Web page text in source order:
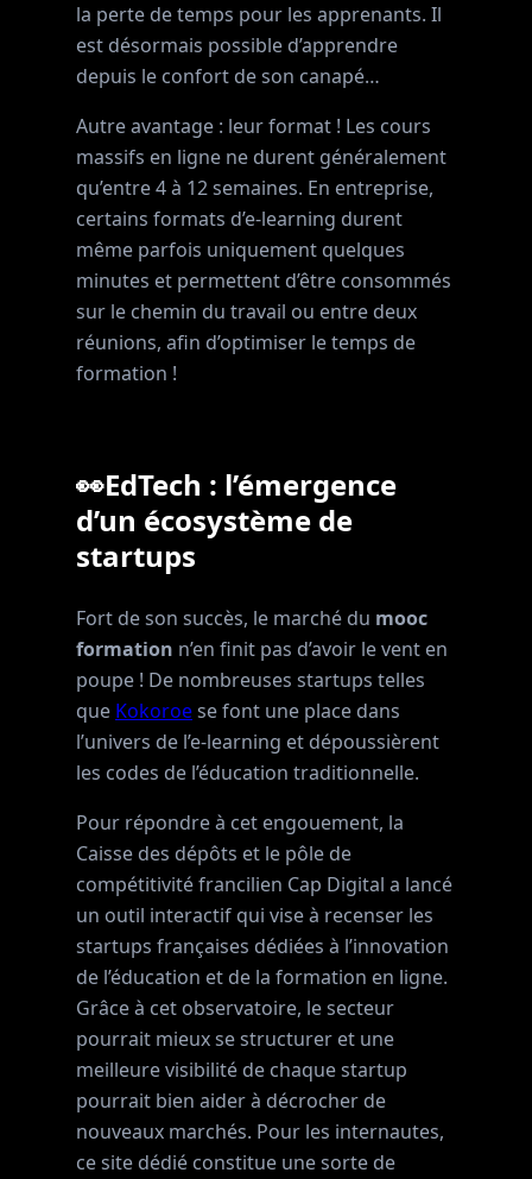
la perte de temps pour les apprenants. Il
est désormais possible d’apprendre
depuis le confort de son canapé…
Autre avantage : leur format ! Les cours
massifs en ligne ne durent généralement
qu’entre 4 à 12 semaines. En entreprise,
certains formats d’e-learning durent
même parfois uniquement quelques
minutes et permettent d’être consommés
sur le chemin du travail ou entre deux
réunions, afin d’optimiser le temps de
formation !
👀EdTech : l’émergence
d’un écosystème de
startups
Fort de son succès, le marché du mooc
formation n’en finit pas d’avoir le vent en
poupe ! De nombreuses startups telles
que Kokoroese font une place dans
l’univers de l’e-learning et dépoussièrent
les codes de l’éducation traditionnelle.
Pour répondre à cet engouement, la
Caisse des dépôts et le pôle de
compétitivité francilien Cap Digital a lancé
un outil interactif qui vise à recenser les
startups françaises dédiées à l’innovation
de l’éducation et de la formation en ligne.
Grâce à cet observatoire, le secteur
pourrait mieux se structurer et une
meilleure visibilité de chaque startup
pourrait bien aider à décrocher de
nouveaux marchés. Pour les internautes,
ce site dédié constitue une sorte de